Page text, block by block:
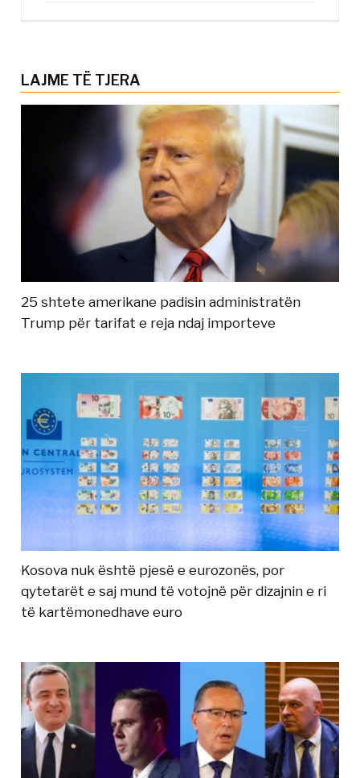
LAJME TË TJERA
25 shtete amerikane padisin administratën
Trump për tarifat e reja ndaj importeve
Kosova nuk është pjesë e eurozonës, por
qytetarët e saj mund të votojnë për dizajnin e ri
të kartëmonedhave euro